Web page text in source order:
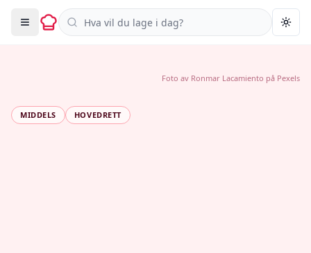
Søk i oppskrifter
MIDDELS HOVEDRETT
Foto av Ronmar Lacamiento på Pexels